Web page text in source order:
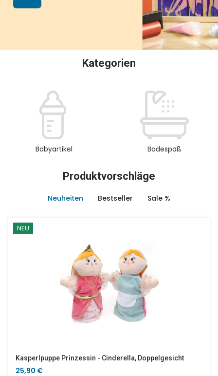
Kategorien
Babyartikel Badespaß
Produktvorschläge
Neuheiten Bestseller Sale %
NEU
Kasperlpuppe Prinzessin - Cinderella, Doppelgesicht
25,90 €